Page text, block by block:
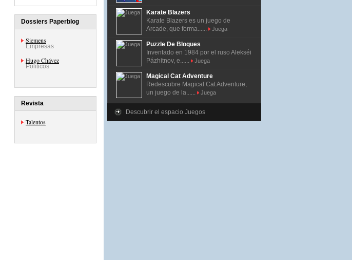
Dossiers Paperblog
Siemens
Empresas
Hugo Chávez
Políticos
Revista
Talentos
Karate Blazers
Karate Blazers es un juego de
Arcade, que forma......
Juega
Puzzle De Bloques
Inventado en 1984 por el ruso Alekséi
Pázhitnov, e......
Juega
Magical Cat Adventure
Redescubre Magical Cat Adventure,
un juego de la......
Juega
Descubrir el espacio Juegos